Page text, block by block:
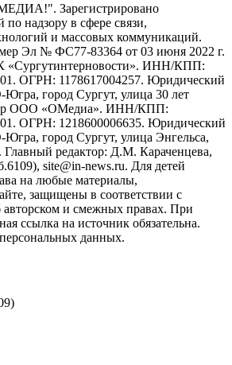
Зарегистрировано
надзору в сфере связи,
и массовых коммуникаций.
Эл № ФС77-83364 от 03 июня 2022 г.
«Сургутинтерновости». ИНН/КПП:
ОГРН: 1178617004257. Юридический
город Сургут, улица 30 лет
ООО «ОМедиа». ИНН/КПП:
ОГРН: 1218600006635. Юридический
город Сургут, улица Энгельса,
редактор: Д.М. Караченцева,
site@in-news.ru. Для детей
на любые материалы,
защищены в соответствии с
авторском и смежных правах. При
ссылка на источник обязательна.
данных.